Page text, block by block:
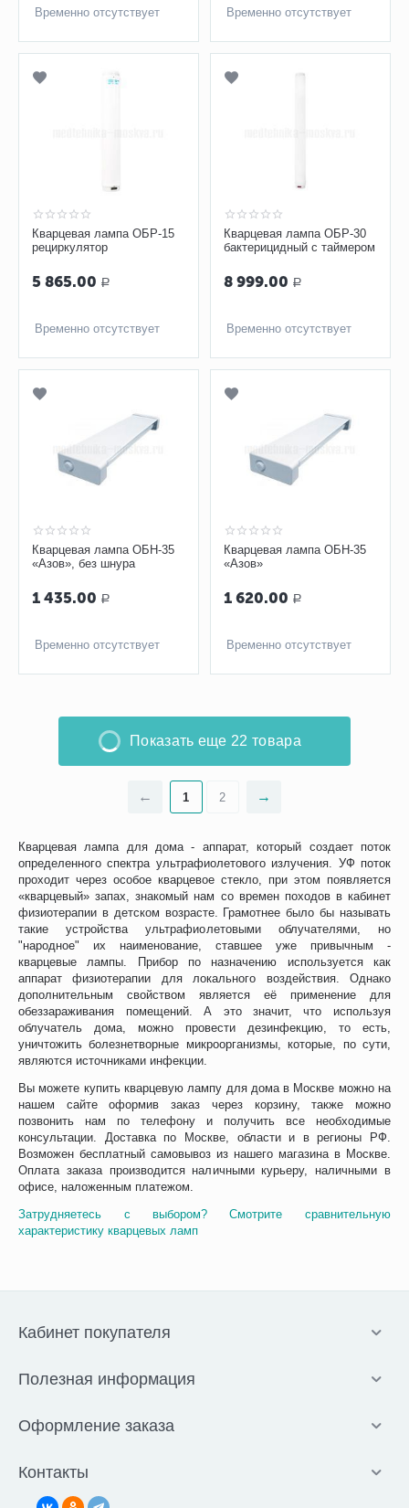
Кварцевая лампа для дома - аппарат, который создает поток
определенного спектра ультрафиолетового излучения. УФ поток
проходит через особое кварцевое стекло, при этом появляется
«кварцевый» запах, знакомый нам со времен походов в кабинет
физиотерапии в детском возрасте. Грамотнее было бы называть
такие устройства ультрафиолетовыми облучателями, но
"народное" их наименование, ставшее уже привычным -
кварцевые лампы. Прибор по назначению используется как
аппарат физиотерапии для локального воздействия. Однако
дополнительным свойством является её применение для
обеззараживания помещений. А это значит, что используя
облучатель дома, можно провести дезинфекцию, то есть,
уничтожить болезнетворные микроорганизмы, которые, по сути,
являются источниками инфекции.
Вы можете купить кварцевую лампу для дома в Москве можно на
нашем сайте оформив заказ через корзину, также можно
позвонить нам по телефону и получить все необходимые
консультации. Доставка по Москве, области и в регионы РФ.
Возможен бесплатный самовывоз из нашего магазина в Москве.
Оплата заказа производится наличными курьеру, наличными в
офисе, наложенным платежом.
Затрудняетесь с выбором? Смотрите сравнительную
характеристику кварцевых ламп
Временно отсутствует Временно отсутствует
Кварцевая лампа ОБР-15
рециркулятор
5 865.00 Р
Временно отсутствует
Кварцевая лампа ОБР-30
бактерицидный с таймером
8 999.00 Р
Временно отсутствует
Кварцевая лампа ОБН-35
«Азов», без шнура
1 435.00 Р
Временно отсутствует
Кварцевая лампа ОБН-35
«Азов»
1 620.00 Р
Временно отсутствует
Показать еще 22 товара
1 2
Кабинет покупателя
Полезная информация
Оформление заказа
Контакты